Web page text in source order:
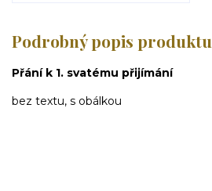
Podrobný popis produktu
Přání k 1. svatému přijímání
bez textu, s obálkou